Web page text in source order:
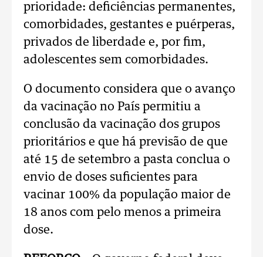
prioridade: deficiências permanentes,
comorbidades, gestantes e puérperas,
privados de liberdade e, por fim,
adolescentes sem comorbidades.
O documento considera que o avanço
da vacinação no País permitiu a
conclusão da vacinação dos grupos
prioritários e que há previsão de que
até 15 de setembro a pasta conclua o
envio de doses suficientes para
vacinar 100% da população maior de
18 anos com pelo menos a primeira
dose.